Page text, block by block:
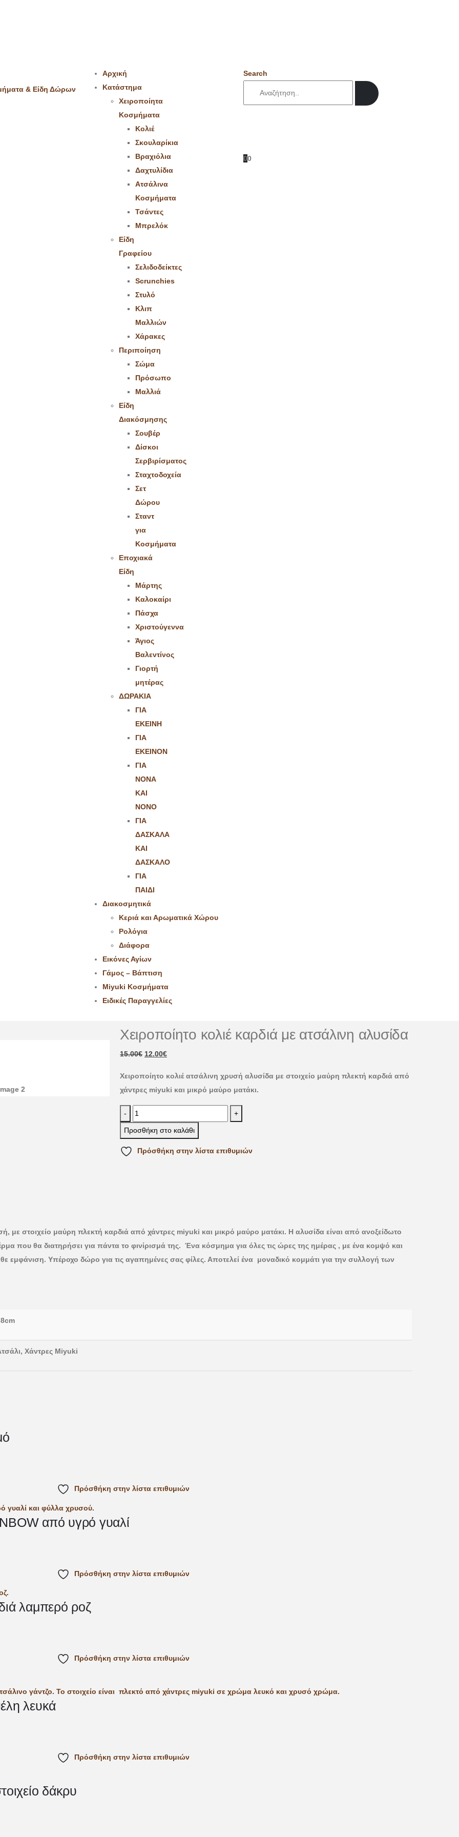
Αρχική
Κατάστημα
Χειροποίητα
Κοσμήματα
Κολιέ
Σκουλαρίκια
Βραχιόλια
Δαχτυλίδια
Ατσάλινα
Κοσμήματα
Τσάντες
Μπρελόκ
Είδη
Γραφείου
Σελιδοδείκτες
Scrunchies
Στυλό
Κλιπ
Μαλλιών
Χάρακες
Περιποίηση
Σώμα
Πρόσωπο
Μαλλιά
Είδη
Διακόσμησης
Σουβέρ
Δίσκοι
Σερβιρίσματος
Σταχτοδοχεία
Σετ
Δώρου
Σταντ
για
Κοσμήματα
Εποχιακά
Είδη
Μάρτης
Καλοκαίρι
Πάσχα
Χριστούγεννα
Άγιος
Βαλεντίνος
Γιορτή
μητέρας
ΔΩΡΑΚΙΑ
ΓΙΑ
ΕΚΕΙΝΗ
ΓΙΑ
ΕΚΕΙΝΟΝ
ΓΙΑ
ΝΟΝΑ
ΚΑΙ
ΝΟΝΟ
ΓΙΑ
ΔΑΣΚΑΛΑ
ΚΑΙ
ΔΑΣΚΑΛΟ
ΓΙΑ
ΠΑΙΔΙ
Διακοσμητικά
Κεριά και Αρωματικά Χώρου
Ρολόγια
Διάφορα
Εικόνες Αγίων
Γάμος – Βάπτιση
Miyuki Κοσμήματα
Ειδικές Παραγγελίες
Search
00
Χειροποίητο κολιέ καρδιά με ατσάλινη αλυσίδα
15.00€ 12.00€
Χειροποίητο κολιέ ατσάλινη χρυσή αλυσίδα με στοιχείο μαύρη πλεκτή καρδιά από
χάντρες miyuki και μικρό μαύρο ματάκι.
- +
Προσθήκη στο καλάθι
Πρόσθήκη στην λίστα επιθυμιών
με στοιχείο μαύρη πλεκτή καρδιά από χάντρες miyuki και μικρό μαύρο ματάκι. Η αλυσίδα είναι από ανοξείδωτο
που θα διατηρήσει για πάντα το φινίρισμά της. Ένα κόσμημα για όλες τις ώρες της ημέρας , με ένα κομψό και
εμφάνιση. Υπέροχο δώρο για τις αγαπημένες σας φίλες. Αποτελεί ένα μοναδικό κομμάτι για την συλλογή των
Χάντρες Miyuki
Πρόσθήκη στην λίστα επιθυμιών
από υγρό γυαλί
Πρόσθήκη στην λίστα επιθυμιών
λαμπερό ροζ
Πρόσθήκη στην λίστα επιθυμιών
λευκά
Πρόσθήκη στην λίστα επιθυμιών
δάκρυ